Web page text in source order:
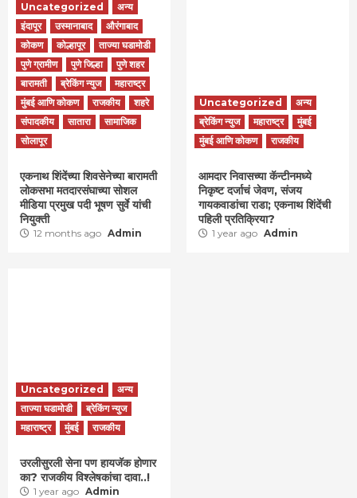
Uncategorized
अन्य
इंदापूर
उस्मानाबाद
औरंगाबाद
कोकण
कोल्हापूर
ताज्या घडामोडी
पुणे ग्रामीण
पुणे जिल्हा
पुणे शहर
बारामती
ब्रेकिंग न्युज
महाराष्ट्र
मुंबई आणि कोकण
राजकीय
शहरे
संपादकीय
सातारा
सामाजिक
सोलापूर
एकनाथ शिंदेंच्या शिवसेनेच्या बारामती
लोकसभा मतदारसंघाच्या सोशल
मीडिया प्रमुख पदी भूषण सुर्वे यांची
नियुक्ती
12 months ago Admin
Uncategorized
अन्य
ब्रेकिंग न्युज
महाराष्ट्र
मुंबई
मुंबई आणि कोकण
राजकीय
आमदार निवासच्या कॅन्टीनमध्ये
निकृष्ट दर्जाचं जेवण, संजय
गायकवाडांचा राडा; एकनाथ शिंदेंची
पहिली प्रतिक्रिया?
1 year ago Admin
Uncategorized
अन्य
ताज्या घडामोडी
ब्रेकिंग न्युज
महाराष्ट्र
मुंबई राजकीय
उरलीसुरली सेना पण हायजॅक होणार
का? राजकीय विश्लेषकांचा दावा..!
1 year ago Admin